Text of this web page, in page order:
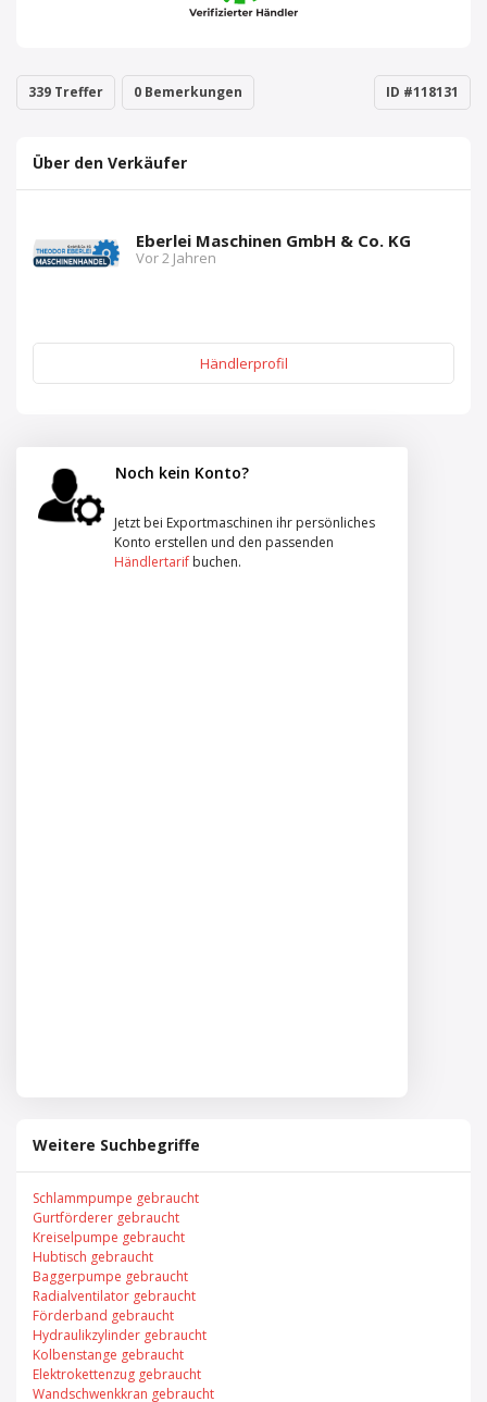
339 Treffer 0 Bemerkungen ID #118131
Über den Verkäufer
Eberlei Maschinen GmbH & Co. KG
Vor 2 Jahren
Händlerprofil
Noch kein Konto?
Jetzt bei Exportmaschinen ihr persönliches
Konto erstellen und den passenden
Händlertarif buchen.
Weitere Suchbegriffe
Schlammpumpe gebraucht
Gurtförderer gebraucht
Kreiselpumpe gebraucht
Hubtisch gebraucht
Baggerpumpe gebraucht
Radialventilator gebraucht
Förderband gebraucht
Hydraulikzylinder gebraucht
Kolbenstange gebraucht
Elektrokettenzug gebraucht
Wandschwenkkran gebraucht